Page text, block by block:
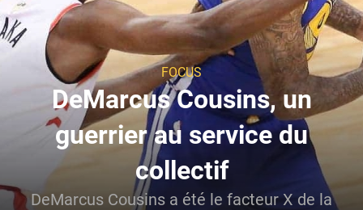
FOCUS
DeMarcus Cousins, un
guerrier au service du
collectif
DeMarcus Cousins a été le facteur X de la